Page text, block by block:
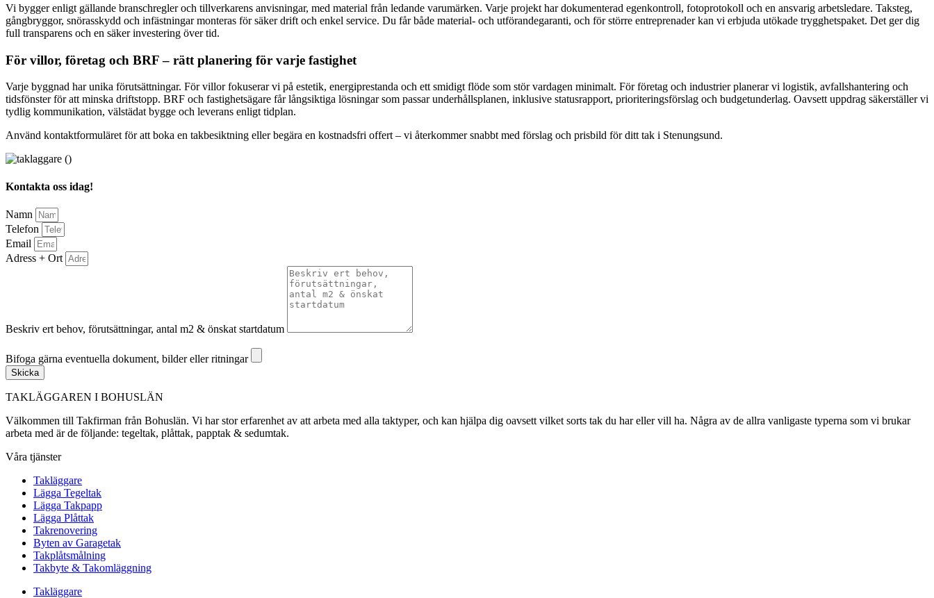
Vi bygger enligt gällande branschregler och tillverkarens anvisningar, med material från ledande varumärken. Varje projekt har dokumenterad egenkontroll, fotoprotokoll och en ansvarig arbetsledare. Taksteg,
gångbryggor, snörasskydd och infästningar monteras för säker drift och enkel service. Du får både material- och utförandegaranti, och för större entreprenader kan vi erbjuda utökade trygghetspaket. Det ger dig
full transparens och en säker investering över tid.
För villor, företag och BRF – rätt planering för varje fastighet
Varje byggnad har unika förutsättningar. För villor fokuserar vi på estetik, energiprestanda och ett smidigt flöde som stör vardagen minimalt. För företag och industrier planerar vi logistik, avfallshantering och
tidsfönster för att minska driftstopp. BRF och fastighetsägare får långsiktiga lösningar som passar underhållsplanen, inklusive statusrapport, prioriteringsförslag och budgetunderlag. Oavsett uppdrag säkerställer vi
tydlig kommunikation, välstädat bygge och leverans enligt tidplan.
Använd kontaktformuläret för att boka en takbesiktning eller begära en kostnadsfri offert – vi återkommer snabbt med förslag och prisbild för ditt tak i Stenungsund.
Kontakta oss idag!
Namn
Telefon
Email
Adress + Ort
Beskriv ert behov, förutsättningar, antal m2 & önskat startdatum
Bifoga gärna eventuella dokument, bilder eller ritningar
Skicka
TAKLÄGGAREN I BOHUSLÄN
Välkommen till Takfirman från Bohuslän. Vi har stor erfarenhet av att arbeta med alla taktyper, och kan hjälpa dig oavsett vilket sorts tak du har eller vill ha. Några av de allra vanligaste typerna som vi brukar
arbeta med är de följande: tegeltak, plåttak, papptak & sedumtak.
Våra tjänster
Takläggare
Lägga Tegeltak
Lägga Takpapp
Lägga Plåttak
Takrenovering
Byten av Garagetak
Takplåtsmålning
Takbyte & Takomläggning
Takläggare